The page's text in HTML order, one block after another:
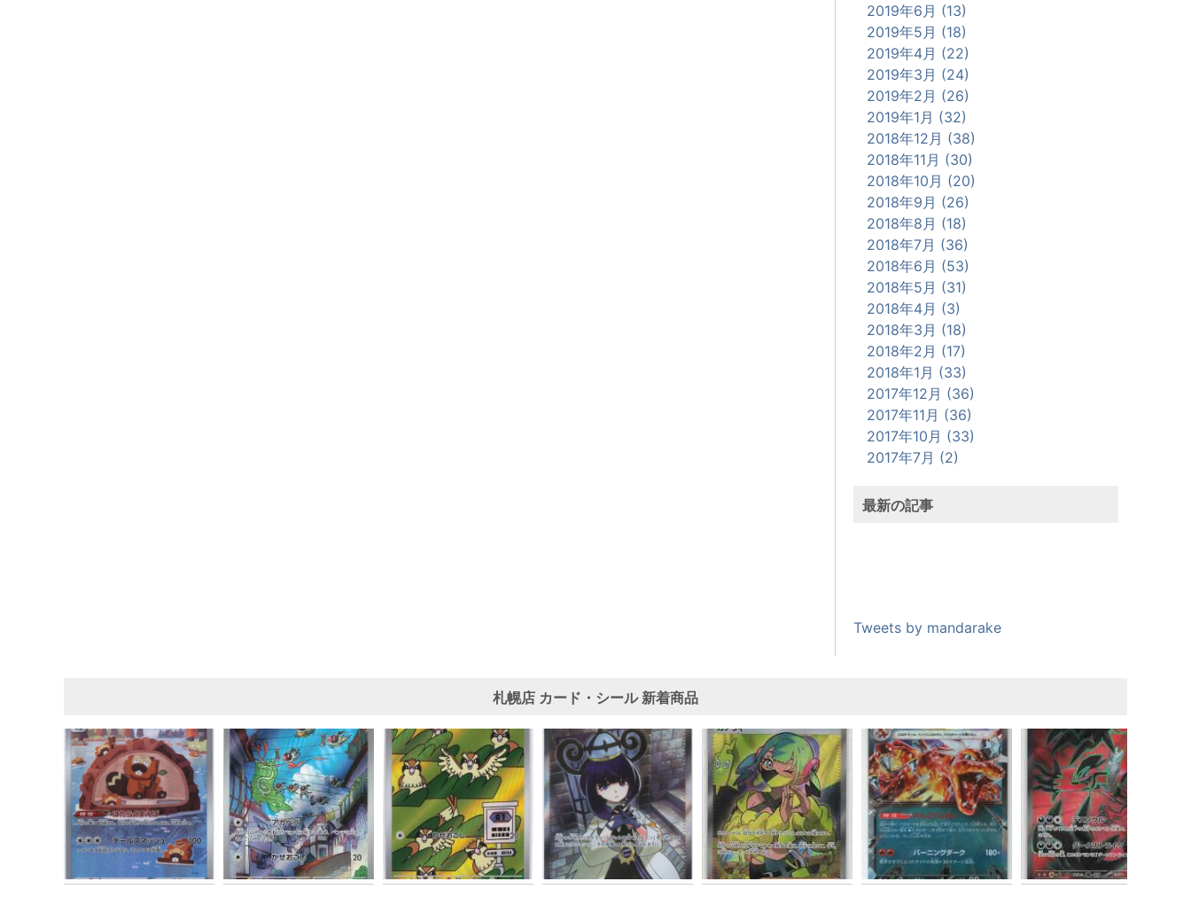
2019年6月 (13)
2019年5月 (18)
2019年4月 (22)
2019年3月 (24)
2019年2月 (26)
2019年1月 (32)
2018年12月 (38)
2018年11月 (30)
2018年10月 (20)
2018年9月 (26)
2018年8月 (18)
2018年7月 (36)
2018年6月 (53)
2018年5月 (31)
2018年4月 (3)
2018年3月 (18)
2018年2月 (17)
2018年1月 (33)
2017年12月 (36)
2017年11月 (36)
2017年10月 (33)
2017年7月 (2)
最新の記事
Tweets by mandarake
札幌店 カード・シール新着商品